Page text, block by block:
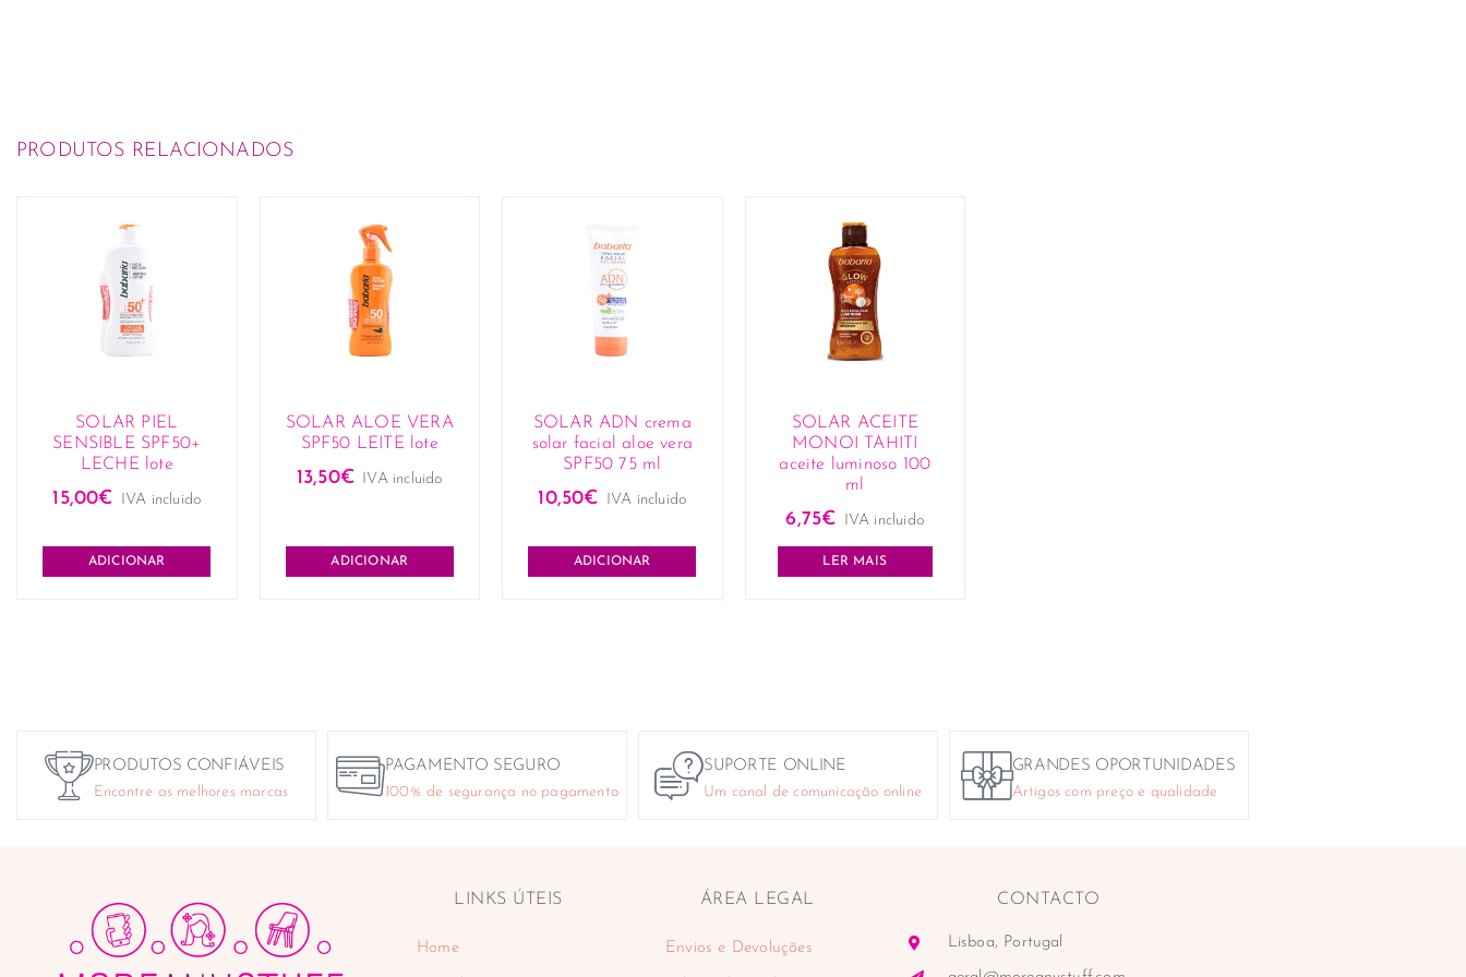
PRODUTOS RELACIONADOS
SOLAR PIEL
SENSIBLE SPF50+
LECHE lote
15,00€ IVA incluido
ADICIONAR
SOLAR ALOE VERA
SPF50 LEITE lote
13,50€ IVA incluido
ADICIONAR
SOLAR ADN crema
solar facial aloe vera
SPF50 75 ml
10,50€ IVA incluido
ADICIONAR
SOLAR ACEITE
MONOI TAHITI
aceite luminoso 100
ml
6,75€ IVA incluido
LER MAIS
PRODUTOS CONFIÁVEIS
Encontre as melhores marcas
PAGAMENTO SEGURO
100% de segurança no pagamento
SUPORTE ONLINE
Um canal de comunicação online
GRANDES OPORTUNIDADES
Artigos com preço e qualidade
LINKS ÚTEIS
Home
ÁREA LEGAL
Envios e Devoluções
CONTACTO
Lisboa, Portugal